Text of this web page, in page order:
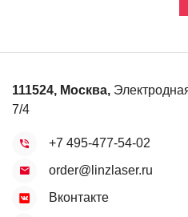
111524, Москва,
7/4
+7 495-477-54-02
order@linzlaser.ru
Вконтакте